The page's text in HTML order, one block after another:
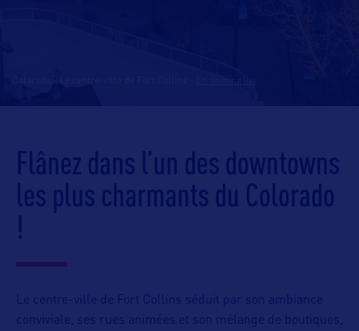
Colorado - Le centre-ville de Fort Collins
Flânez dans l’un des downtowns
les plus charmants du Colorado
!
Le centre-ville de Fort Collins séduit par son ambiance
conviviale, ses rues animées et son mélange de boutiques,